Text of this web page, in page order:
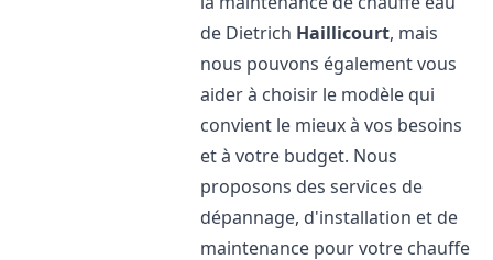
de Dietrich Haillicourt, mais
nous pouvons également vous
aider à choisir le modèle qui
convient le mieux à vos besoins
et à votre budget. Nous
proposons des services de
dépannage, d'installation et de
maintenance pour votre chauffe